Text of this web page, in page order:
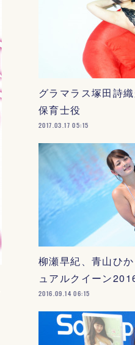
グラマラス塚田詩
保育士役
2017.03.17 05:15
柳瀬早紀、青山ひ
ュアルクイーン
2016.09.14 06:15